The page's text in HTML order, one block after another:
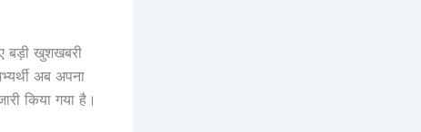
बड़ी खुशखबरी
अब अपना
किया गया है।